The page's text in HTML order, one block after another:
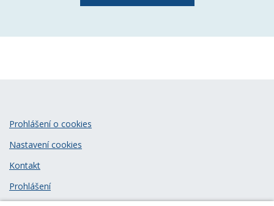
Prohlášení o cookies
Nastavení cookies
Kontakt
Prohlášení